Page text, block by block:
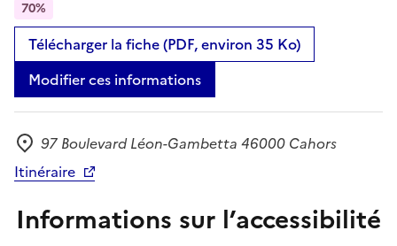
70%
Télécharger la fiche (PDF, environ 35 Ko)
Modifier ces informations
Adresse
97 Boulevard Léon-Gambetta 46000 Cahors
Itinéraire
Informations sur l’accessibilité